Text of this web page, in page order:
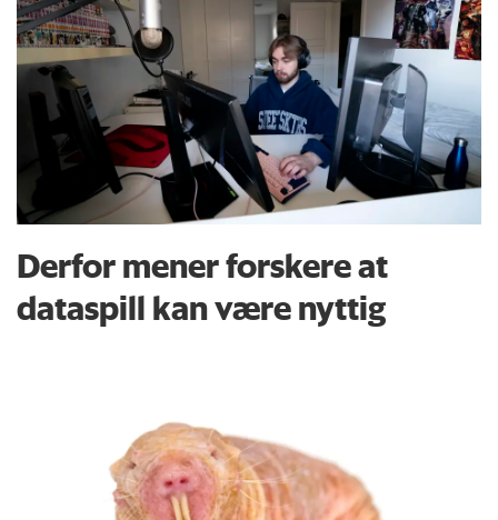
Derfor mener forskere at
dataspill kan være nyttig